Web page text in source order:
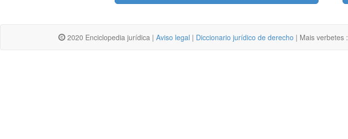
2020 Enciclopedia jurídica | Aviso legal | Diccionario jurídico de derecho | Mais verbetes :